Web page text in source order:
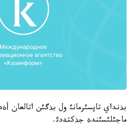
بذنداي تاپسئرمانئ ول بذگئن اتالعان
ماجئلئسئندة جذكتةدئ.